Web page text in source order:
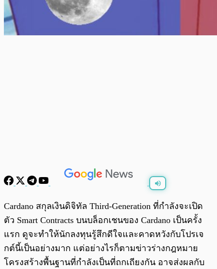
0:00 0:00
Cardano สกุลเงินดิจิทัล Third-Generation ที่กำลังจะเปิด
ตัว Smart Contracts บนบล็อกเชนของ Cardano เป็นครั้ง
แรก ดูจะทำให้นักลงทุนรู้สึกดีใจและคาดหวังกับโปรเจ
กต์นี้เป็นอย่างมาก แต่อย่างไรก็ตามข่าวร่างกฎหมาย
โครงสร้างพื้นฐานที่กำลังเป็นที่ถกเถียงกัน อาจส่งผลกับ